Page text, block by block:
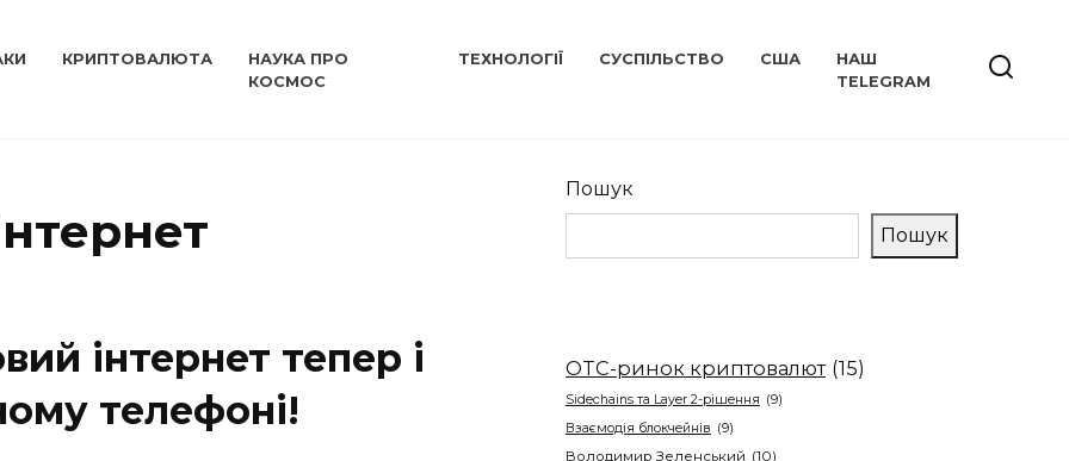
КРИПТОВАЛЮТА
НАУКА ПРО
КОСМОС
ТЕХНОЛОГІЇ СУСПІЛЬСТВО США
НАШ
TELEGRAM
інтернет тепер і
телефоні!
Пошук
Пошук
OTC-ринок криптовалют (15)
Sidechains та Layer 2-рішення (9)
Взаємодія блокчейнів (9)
Володимир Зеленський (10)